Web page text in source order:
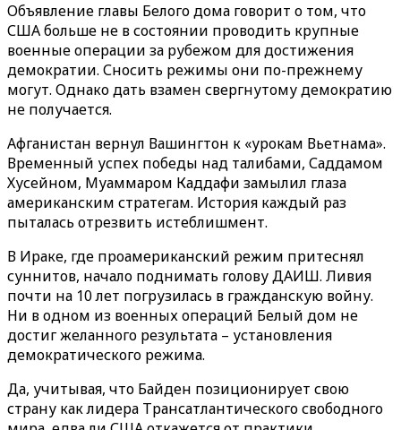
Объявление главы Белого дома говорит о том, что
США больше не в состоянии проводить крупные
военные операции за рубежом для достижения
демократии. Сносить режимы они по-прежнему
могут. Однако дать взамен свергнутому демократию
не получается.
Афганистан вернул Вашингтон к «урокам Вьетнама».
Временный успех победы над талибами, Саддамом
Хусейном, Муаммаром Каддафи замылил глаза
американским стратегам. История каждый раз
пыталась отрезвить истеблишмент.
В Ираке, где проамериканский режим притеснял
суннитов, начало поднимать голову ДАИШ. Ливия
почти на 10 лет погрузилась в гражданскую войну.
Ни в одном из военных операций Белый дом не
достиг желанного результата – установления
демократического режима.
Да, учитывая, что Байден позиционирует свою
страну как лидера Трансатлантического свободного